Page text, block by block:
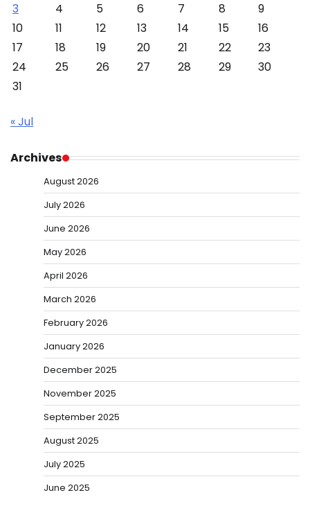
3
4 5 6 7 8
9
10
11 12 13 14 15
16
17
18 19 20 21 22
23
24
25 26 27 28 29
30
31
« Jul
Archives
August 2026
July 2026
June 2026
May 2026
April 2026
March 2026
February 2026
January 2026
December 2025
November 2025
September 2025
August 2025
July 2025
June 2025